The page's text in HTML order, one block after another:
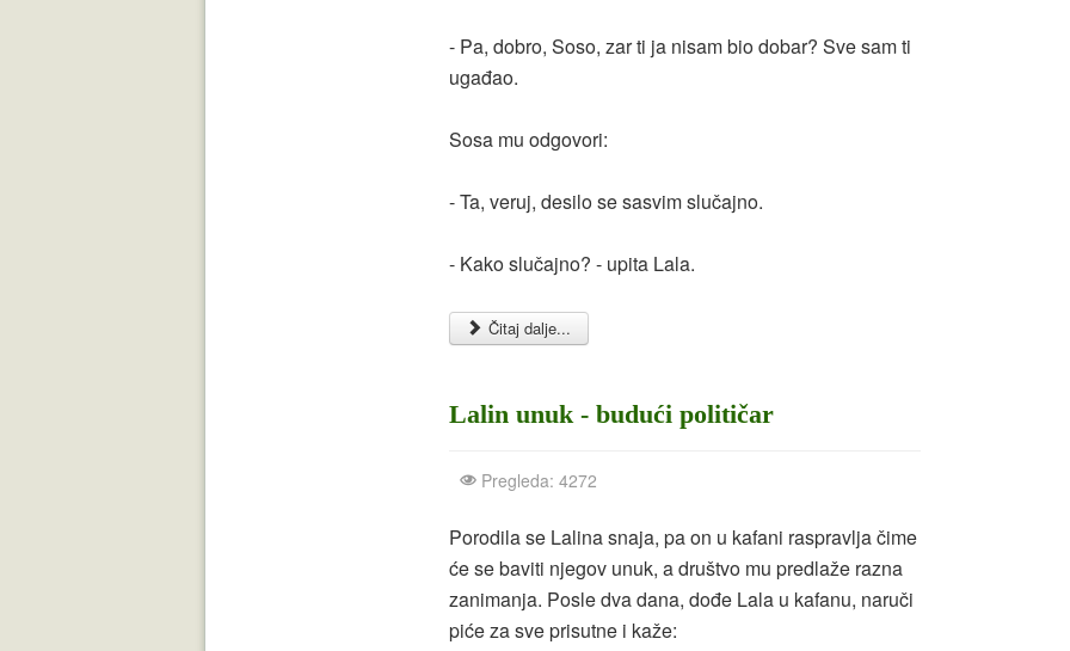
- Pa, dobro, Soso, zar ti ja nisam bio dobar? Sve sam ti
ugađao.
Sosa mu odgovori:
- Ta, veruj, desilo se sasvim slučajno.
- Kako slučajno? - upita Lala.
Čitaj dalje...
Lalin unuk - budući političar
Pregleda: 4272
Porodila se Lalina snaja, pa on u kafani raspravlja čime
će se baviti njegov unuk, a društvo mu predlaže razna
zanimanja. Posle dva dana, dođe Lala u kafanu, naruči
piće za sve prisutne i kaže: